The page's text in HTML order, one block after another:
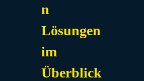
n
Lösungen
im
Überblick